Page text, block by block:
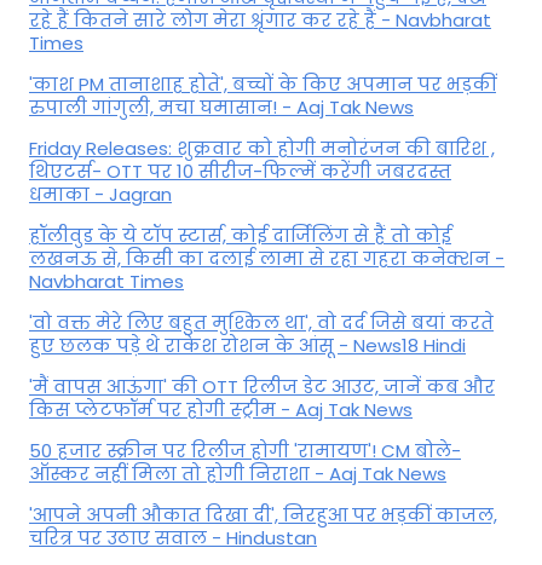
रहे हैं कितने सारे लोग मेरा श्रृंगार कर रहे हैं - Navbharat
Times
'काश PM तानाशाह होते', बच्चों के किए अपमान पर भड़कीं
रुपाली गांगुली, मचा घमासान! - Aaj Tak News
Friday Releases: शुक्रवार को होगी मनोरंजन की बारिश ,
थिएटर्स- OTT पर 10 सीरीज-फिल्में करेंगी जबरदस्त
धमाका - Jagran
हॉलीवुड के ये टॉप स्टार्स, कोई दार्जिलिंग से हैं तो कोई
लखनऊ से, किसी का दलाई लामा से रहा गहरा कनेक्शन -
Navbharat Times
'वो वक्त मेरे लिए बहुत मुश्किल था', वो दर्द जिसे बयां करते
हुए छलक पड़े थे राकेश रोशन के आंसू - News18 Hindi
'मैं वापस आऊंगा' की OTT रिलीज डेट आउट, जानें कब और
किस प्लेटफॉर्म पर होगी स्ट्रीम - Aaj Tak News
50 हजार स्क्रीन पर रिलीज होगी 'रामायण'! CM बोले-
ऑस्कर नहीं मिला तो होगी निराशा - Aaj Tak News
'आपने अपनी औकात दिखा दी', निरहुआ पर भड़कीं काजल,
चरित्र पर उठाए सवाल - Hindustan